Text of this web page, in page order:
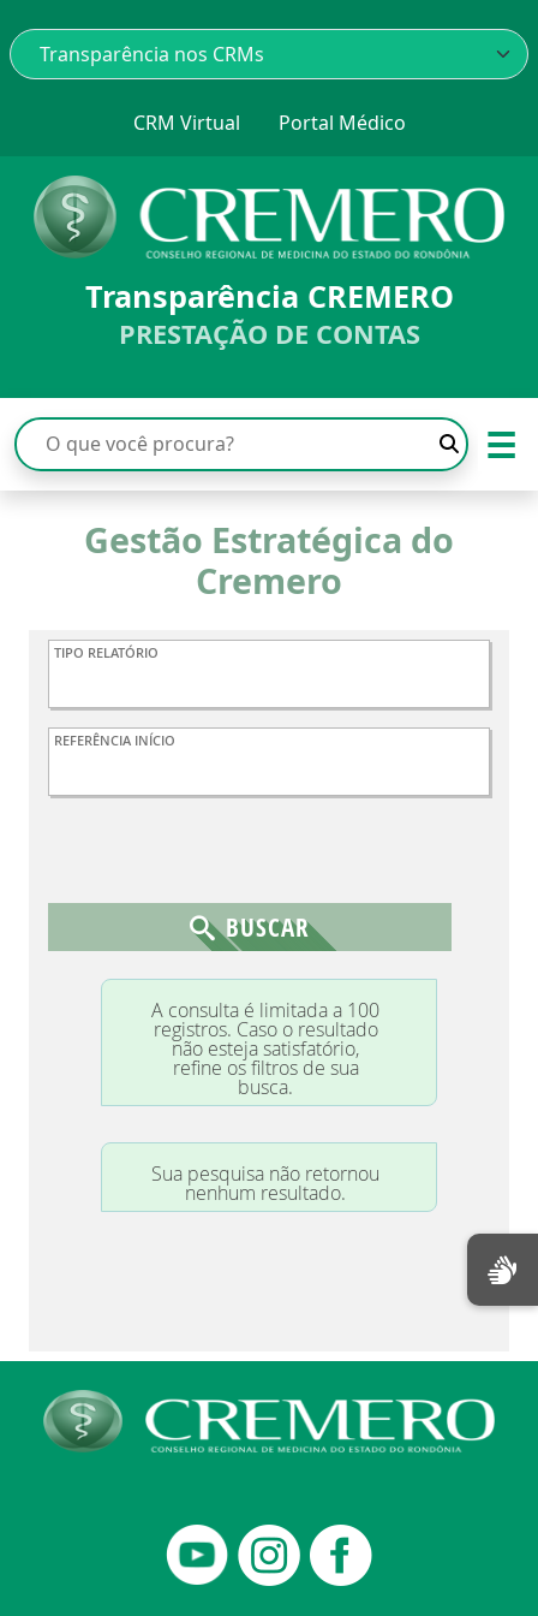
CRM Virtual Portal Médico
Transparência CREMERO
PRESTAÇÃO DE CONTAS
☰
Gestão Estratégica do
Cremero